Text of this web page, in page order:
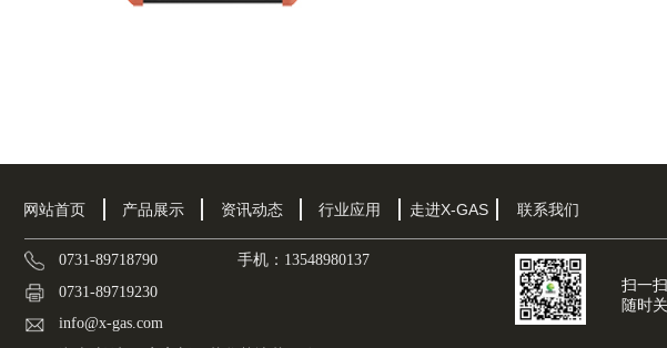
网站首页 产品展示 资讯动态 行业应用 走进X-GAS 联系我们
扫一扫
随时
0731-89718790 手机：13548980137
0731-89719230
info@x-gas.com